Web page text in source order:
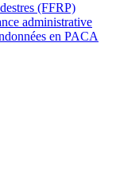
(FFRP)
administrative
en PACA